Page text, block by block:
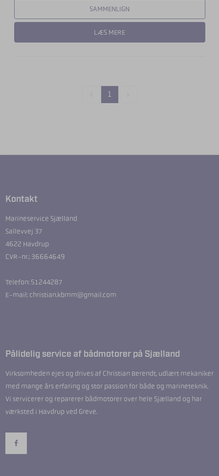
SAMMENLIGN
LÆS MERE
1
Kontakt
Marineservice Sjælland
Sallevvej 37
4622 Havdrup
CVR-nr.: 36664649
Telefon: 51244287
E-mail: christian.kbmm@gmail.com
Pålidelig service af bådmotorer på Sjælland
Virksomheden ejes og drives af Christian Berendt, udlært mekaniker
med mange års erfaring og stor passion for både og marineteknik.
Vi servicerer og reparerer bådmotorer over hele Sjælland og har
værksted i Havdrup ved Greve.